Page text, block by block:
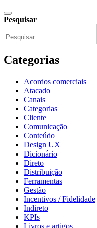
Pesquisar
Categorias
Acordos comerciais
Atacado
Canais
Categorias
Cliente
Comunicação
Conteúdo
Design UX
Dicionário
Direto
Distribuição
Ferramentas
Gestão
Incentivos / Fidelidade
Indireto
KPIs